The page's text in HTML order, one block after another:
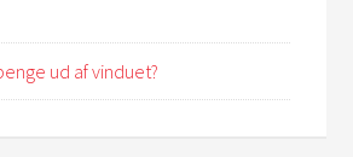
ud af vinduet?